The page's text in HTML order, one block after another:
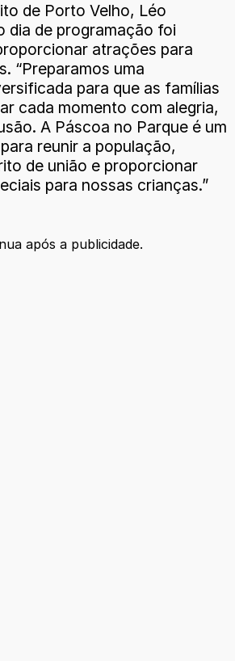
de Porto Velho, Léo
dia de programação foi
atrações para
“Preparamos uma
para que as famílias
cada momento com alegria,
A Páscoa no Parque é um
reunir a população,
de união e proporcionar
para nossas crianças.”
após a publicidade.